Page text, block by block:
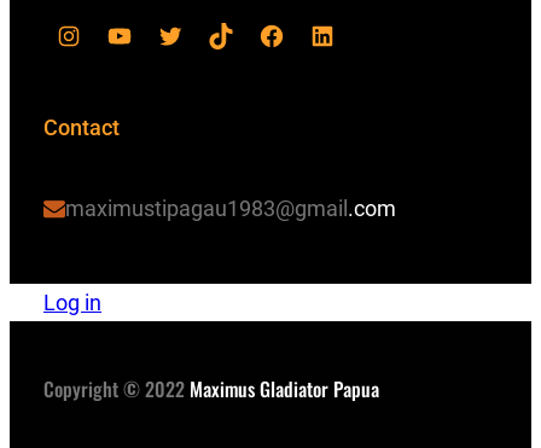
Contact
maximustipagau1983@gmail.com
Log in
Copyright © 2022 Maximus Gladiator Papua